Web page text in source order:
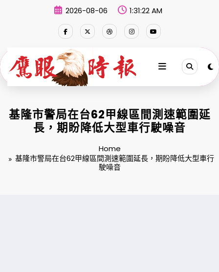
2026-08-06 1:31:23 AM
基隆市警局在台62甲線區間測速範圍延
長，期盼降低大型車行駛噪音
Home
基隆市警局在台62甲線區間測速範圍延長，期盼降低大型車行
駛噪音